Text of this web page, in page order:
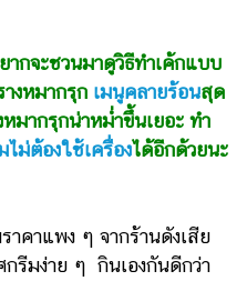
กจะชวนมาดูวิธีทำเค้กแบบ
งหมากรุก เมนูคลายร้อนสุด
มากรุกน่าหม่ำขึ้นเยอะ ทำ
ไม่ต้องใช้เครื่องได้อีกด้วยนะ
าแพง ๆ จากร้านดังเสีย
กรีมง่าย ๆ กินเองกันดีกว่า